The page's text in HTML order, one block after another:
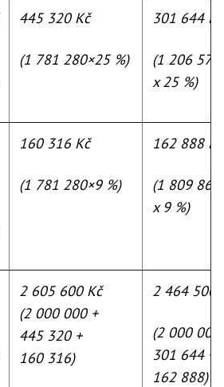
445 320 Kč
(1 781 280×25 %)
301 644 Kč
(1 206 576
x 25 %)
160 316 Kč
(1 781 280×9 %)
162 888 Kč
(1 809 864
x 9 %)
2 605 600 Kč
(2 000 000 +
445 320 +
160 316)
2 464 500
(2 000 000
301 644 +
162 888)